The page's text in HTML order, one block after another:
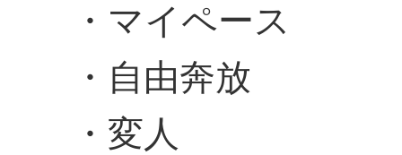
・マイペー
・自由奔放
・変人